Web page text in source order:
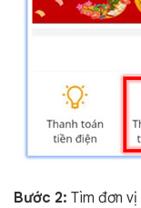
Bước 2: Tìm đơn vị